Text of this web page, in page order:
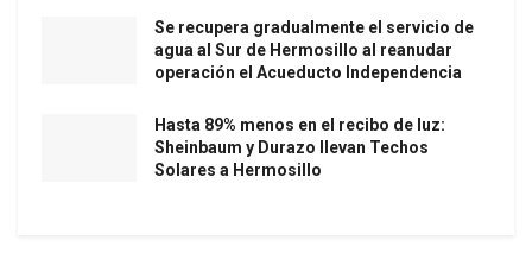
Se recupera gradualmente el servicio de
agua al Sur de Hermosillo al reanudar
operación el Acueducto Independencia
Hasta 89% menos en el recibo de luz:
Sheinbaum y Durazo llevan Techos
Solares a Hermosillo